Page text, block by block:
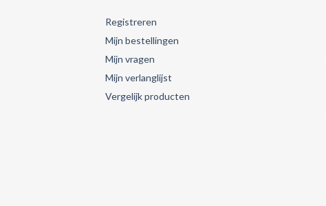
Registreren
Mijn bestellingen
Mijn vragen
Mijn verlanglijst
Vergelijk producten